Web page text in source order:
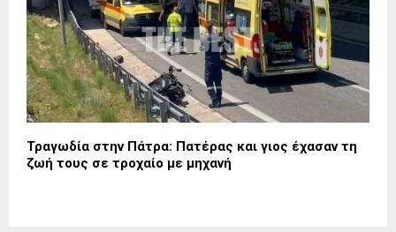
Τραγωδία στην Πάτρα: Πατέρας και γιος έχασαν τη
ζωή τους σε τροχαίο με μηχανή